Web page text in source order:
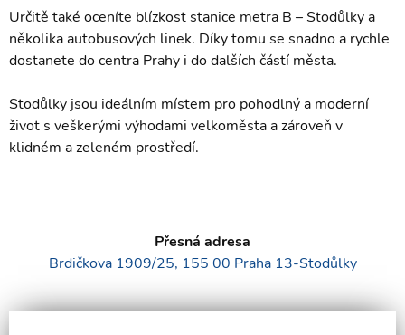
Určitě také oceníte blízkost stanice metra B – Stodůlky a
několika autobusových linek. Díky tomu se snadno a rychle
dostanete do centra Prahy i do dalších částí města.
Stodůlky jsou ideálním místem pro pohodlný a moderní
život s veškerými výhodami velkoměsta a zároveň v
klidném a zeleném prostředí.
Přesná adresa
Brdičkova 1909/25, 155 00 Praha 13-Stodůlky